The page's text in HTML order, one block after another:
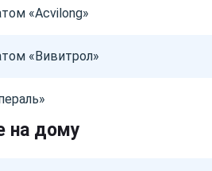
«Acvilong»
«Вивитрол»
на дому